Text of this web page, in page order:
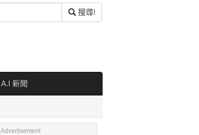
搜尋!
A.I 新聞
Advertisement